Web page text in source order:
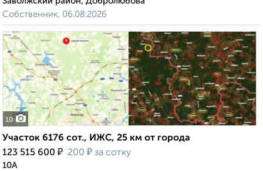
Собственник, 06.08.2026
10
Участок 6176 сот., ИЖС, 25 км от города
123 515 600 ₽ 200 ₽ за сотку
10А